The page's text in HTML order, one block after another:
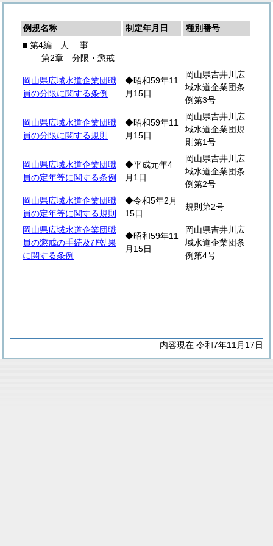
例規名称 制定年月日
種別番号
■ 第4編
人 事
第2章 分限・懲戒
岡山県広域水道企業団職
員の分限に関する条例
◆昭和59年11
月15日
岡山県吉井川広
域水道企業団条
例第3号
岡山県広域水道企業団職
員の分限に関する規則
◆昭和59年11
月15日
岡山県吉井川広
域水道企業団規
則第1号
岡山県広域水道企業団職
員の定年等に関する条例
◆平成元年4
月1日
岡山県吉井川広
域水道企業団条
例第2号
岡山県広域水道企業団職
員の定年等に関する規則
◆令和5年2月
15日
規則第2号
岡山県広域水道企業団職
員の懲戒の手続及び効果
に関する条例
◆昭和59年11
月15日
岡山県吉井川広
域水道企業団条
例第4号
内容現在 令和7年11月17日